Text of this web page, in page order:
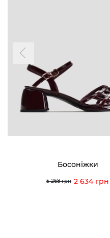
Босоніжки
5 268 грн 2 634 грн
Для неї